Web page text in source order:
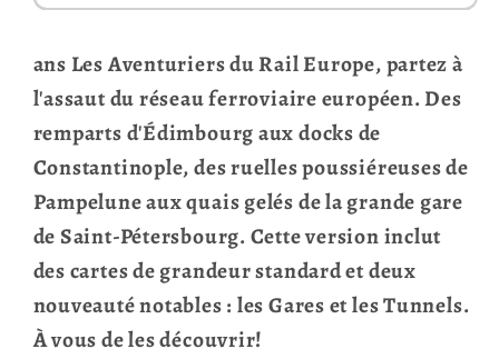
ans Les Aventuriers du Rail Europe, partez à
l'assaut du réseau ferroviaire européen. Des
remparts d'Édimbourg aux docks de
Constantinople, des ruelles poussiéreuses de
Pampelune aux quais gelés de la grande gare
de Saint-Pétersbourg. Cette version inclut
des cartes de grandeur standard et deux
nouveauté notables : les Gares et les Tunnels.
À vous de les découvrir!